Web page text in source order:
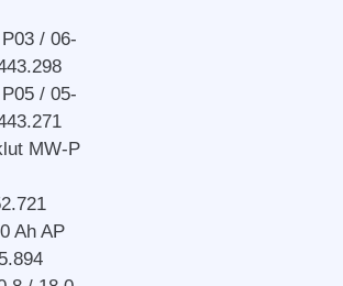
/ 06-
/ 05-
MW-P
Ah AP